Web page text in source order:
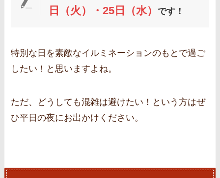
日（火）・25日（水）
です！
特別な日を素敵なイルミネーションのもとで過ご
したい！と思いますよね。
ただ、どうしても混雑は避けたい！という方はぜ
ひ平日の夜にお出かけください。